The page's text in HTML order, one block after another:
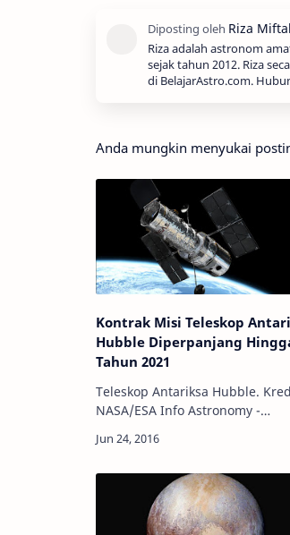
Riza adalah astronom
sejak tahun 2012. Riza
di BelajarAstro.com.
Anda mungkin menyukai
Kontrak Misi Teleskop
Hubble Diperpanjang
Tahun 2021
Teleskop Antariksa Hubble.
NASA/ESA Info Astronomy -
akhirnya memperpanjang
Antariksa Hubble selama l…